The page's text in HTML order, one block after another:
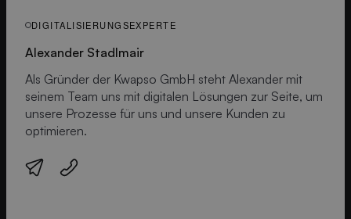
DIGITALISIERUNGSEXPERTE
Alexander Stadlmair
Als Gründer der Kwapso GmbH steht Alexander mit
seinem Team uns mit digitalen Lösungen zur Seite, um
unsere Prozesse für uns und unsere Kunden zu
optimieren.